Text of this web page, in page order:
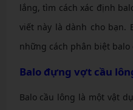
lắng, tìm cách xác định
viết này là dành cho bạn.
những cách phân biệt
Balo đựng vợt cầu
Balo cầu lông là một vật